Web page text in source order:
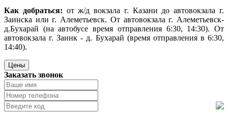
Как добраться: от ж/д вокзала г. Казани до автовокзала г.
Заинска или г. Алеметьевск. От автовокзала г. Алеметьевск-
д.Бухарай (на автобусе время отправления 6:30, 14:30). От
автовокзала г. Заинк - д. Бухарай (время отправления в 6:30,
14:40).
Цены
Заказать звонок